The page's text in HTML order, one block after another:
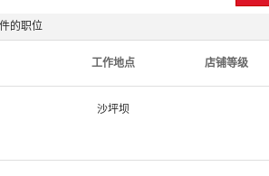
的职位
工作地点 店铺等级
沙坪坝